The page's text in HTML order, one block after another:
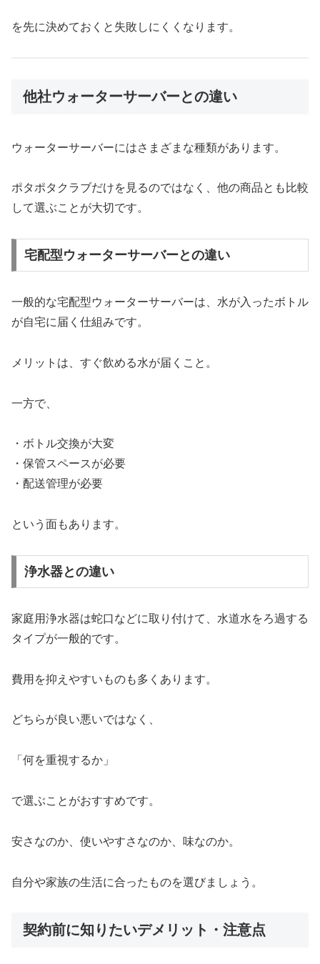
を先に決めておくと失敗しにくくなります。
他社ウォーターサーバーとの違い
ウォーターサーバーにはさまざまな種類があります。
ポタポタクラブだけを見るのではなく、他の商品とも比較
して選ぶことが大切です。
宅配型ウォーターサーバーとの違い
一般的な宅配型ウォーターサーバーは、水が入ったボトル
が自宅に届く仕組みです。
メリットは、すぐ飲める水が届くこと。
一方で、
・ボトル交換が大変
・保管スペースが必要
・配送管理が必要
という面もあります。
浄水器との違い
家庭用浄水器は蛇口などに取り付けて、水道水をろ過する
タイプが一般的です。
費用を抑えやすいものも多くあります。
どちらが良い悪いではなく、
「何を重視するか」
で選ぶことがおすすめです。
安さなのか、使いやすさなのか、味なのか。
自分や家族の生活に合ったものを選びましょう。
契約前に知りたいデメリット・注意点